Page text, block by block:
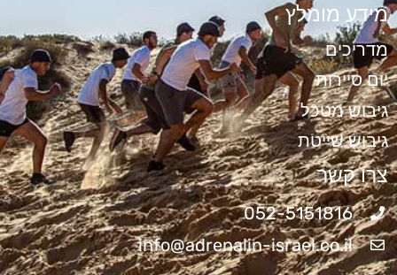
מידע מומלץ
מדריכים
יום סיירות
גיבוש מטכל
גיבוש שייטת
צרו קשר
052-5151816
info@adrenalin-israel.co.il